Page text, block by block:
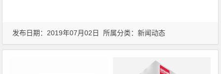
发布日期：2019年07月02日 所属分类：新闻动态